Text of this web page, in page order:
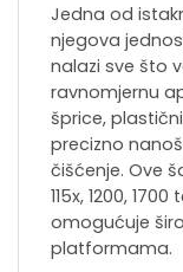
Jedna od
njegova
nalazi sve što
ravnomjernu
šprice,
precizno
čišćenje. Ove
115x, 1200,
omogućuje
platformama.